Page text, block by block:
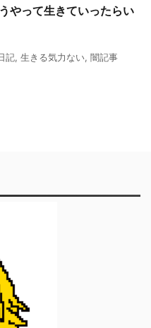
やって生きていったらい
記, 生きる気力ない, 闇記事